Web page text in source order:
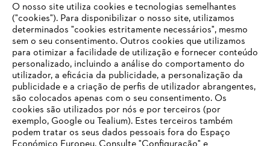
A História da STIHL
Informações para fornecedores
Produtos
Contacto
O nosso site utiliza cookies e tecnologias semelhantes
("cookies"). Para disponibilizar o nosso site, utilizamos
determinados "cookies estritamente necessários", mesmo
sem o seu consentimento. Outros cookies que utilizamos
para otimizar a facilidade de utilização e fornecer conteúdo
personalizado, incluindo a análise do comportamento do
utilizador, a eficácia da publicidade, a personalização da
publicidade e a criação de perfis de utilizador abrangentes,
são colocados apenas com o seu consentimento. Os
cookies são utilizados por nós e por terceiros (por
exemplo, Google ou Tealium). Estes terceiros também
podem tratar os seus dados pessoais fora do Espaço